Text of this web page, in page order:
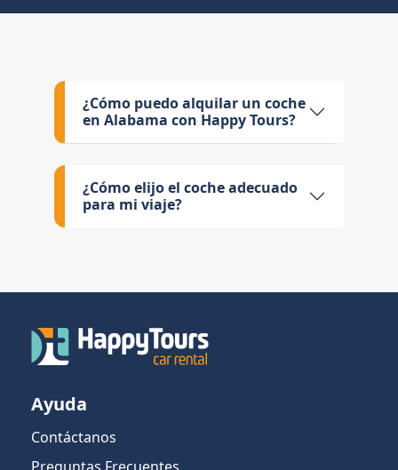
¿Cómo puedo alquilar un coche
en Alabama con Happy Tours?
¿Cómo elijo el coche adecuado
para mi viaje?
Ayuda
Contáctanos